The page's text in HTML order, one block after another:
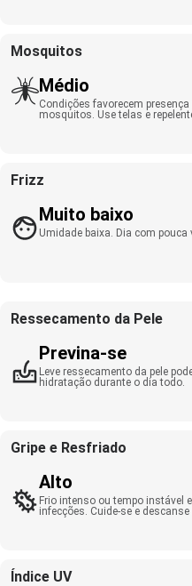
Mosquitos
Médio
Condições favorecem
mosquitos. Use telas e
Frizz
Muito baixo
Umidade baixa. Dia com
Ressecamento da Pele
Previna-se
Leve ressecamento da pele
hidratação durante o dia todo.
Gripe e Resfriado
Alto
Frio intenso ou tempo instável
infecções. Cuide-se e descanse
Índice UV